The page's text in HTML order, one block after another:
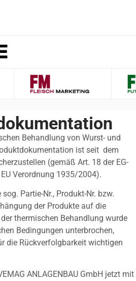
Behandlung von Wurst- und
ist seit dem
(gemäß Art. 18 der EG-
Verordnung 1935/2004).
Partie-Nr., Produkt-Nr. bzw.
der Produkte auf die
thermischen Behandlung wurde
Bedingungen unterbrochen,
die Rückverfolgbarkeit wichtigen
ANLAGENBAU GmbH jetzt mit